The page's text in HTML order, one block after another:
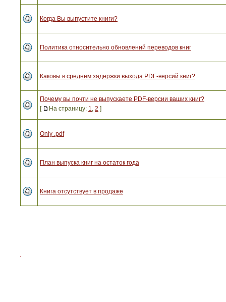
Когда Вы выпустите книги?
Политика относительно обновлений переводов книг
Каковы в среднем задержки выхода PDF-версий книг?
Почему вы почти не выпускаете PDF-версии ваших книг?
[
На страницу: 1, 2 ]
Only .pdf
План выпуска книг на остаток года
Книга отсутствует в продаже